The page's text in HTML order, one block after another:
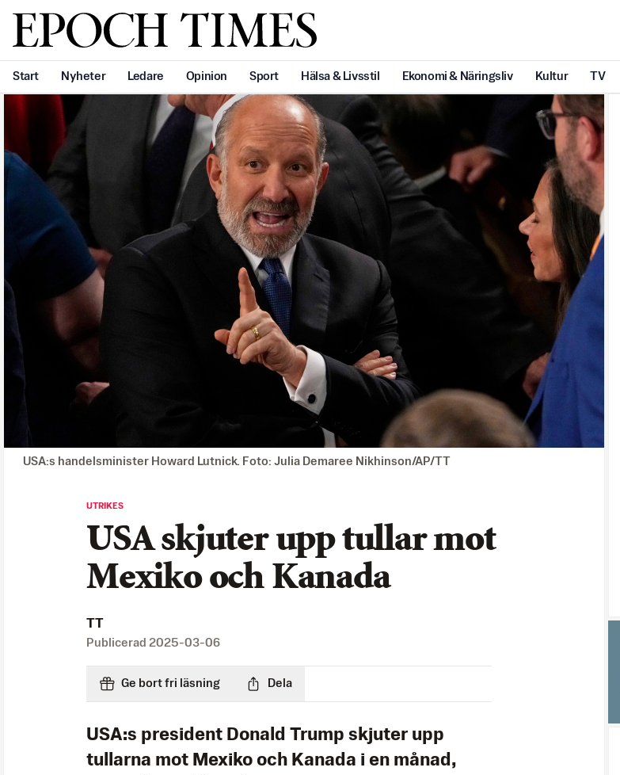
Svenska Epoch Times
Start Nyheter Ledare Opinion Sport Hälsa & Livsstil Ekonomi & Näringsliv Kultur TV
USA:s handelsminister Howard Lutnick. Foto: Julia Demaree Nikhinson/AP/TT
UTRIKES
USA skjuter upp tullar mot
Mexiko och Kanada
TT
Publicerad 2025-03-06
Ge bort fri läsning Dela
USA:s president Donald Trump skjuter upp
tullarna mot Mexiko och Kanada i en månad,